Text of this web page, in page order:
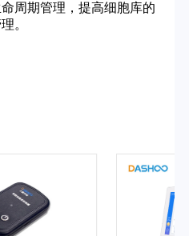
周期管理，提高细胞库的
。